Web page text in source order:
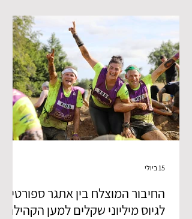
החיבור המוצלח בין אתגר ספורטיבי
לגיוס מיליוני שקלים למען הקהילה
15 ביולי